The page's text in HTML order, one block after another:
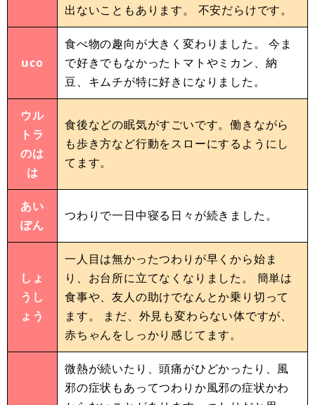
出ないこともあります。 不安だらけです。
uco
食べ物の趣向が大きく変わりました。 今ま
で好きでもなかったトマトやミカン、納
豆、キムチが特に好きになりました。
ウル
トラ
のは
は
食後などの眠気がすごいです。働きながら
も歩き方など行動をスローにするようにし
てます。
あい
ぽん
つわりで一日中寝る日々が続きました。
しょ
うし
ょう
一人目は無かったつわりが早くから始ま
り、お台所に立てなくなりました。 簡単は
食事や、友人の助けでなんとか乗り切って
ます。 まだ、外見も変わらない体ですが、
赤ちゃんをしっかり感じてます。
微熱が続いたり、頭痛がひどかったり、風
邪の症状もあってつわりか風邪の症状かわ